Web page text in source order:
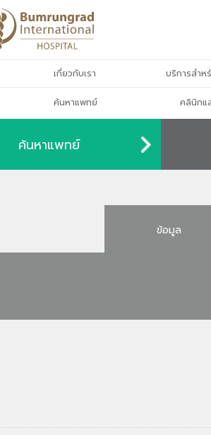
เกี่ยวกับเรา บริการสำห
ค้นหาแพทย์ คลินิกแ
ค้นหาแพทย์
ข้อมูล